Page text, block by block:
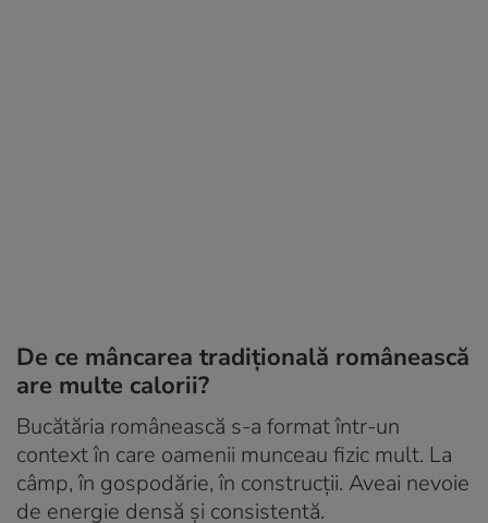
De ce mâncarea tradițională românească
are multe calorii?
Bucătăria românească s-a format într-un
context în care oamenii munceau fizic mult. La
câmp, în gospodărie, în construcții. Aveai nevoie
de energie densă și consistentă.